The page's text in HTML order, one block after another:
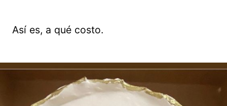
Así es, a qué costo.